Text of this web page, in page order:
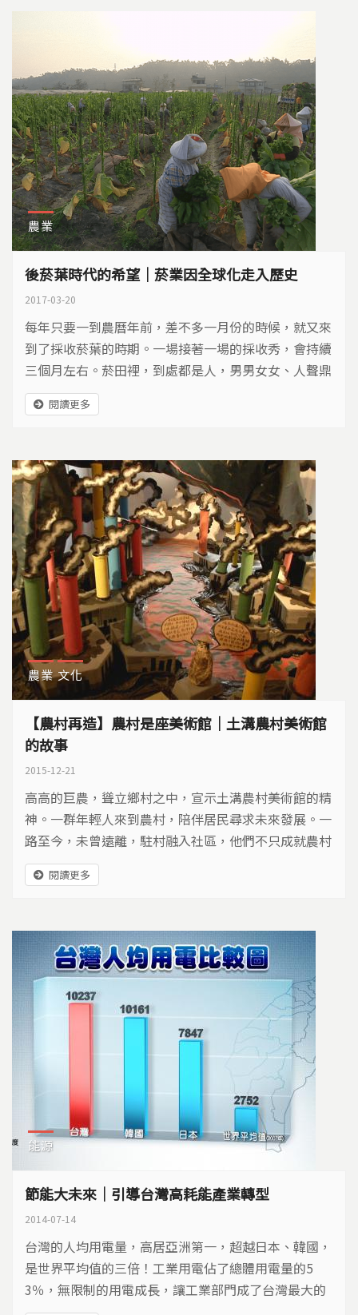
農業
後菸葉時代的希望｜菸業因全球化走入歷史
2017-03-20
每年只要一到農曆年前，差不多一月份的時候，就又來
到了採收菸葉的時期。一場接著一場的採收秀，會持續
三個月左右。菸田裡，到處都是人，男男女女、人聲鼎
沸，連摘菸葉的聲音，都迴盪在廣大菸田之中。
閱讀更多
農業 文化
【農村再造】農村是座美術館｜土溝農村美術館
的故事
2015-12-21
高高的巨農，聳立鄉村之中，宣示土溝農村美術館的精
神。一群年輕人來到農村，陪伴居民尋求未來發展。一
路至今，未曾遠離，駐村融入社區，他們不只成就農村
的美麗風景，也溫暖人生的美好希望…
閱讀更多
能源
節能大未來｜引導台灣高耗能產業轉型
2014-07-14
台灣的人均用電量，高居亞洲第一，超越日本、韓國，
是世界平均值的三倍！工業用電佔了總體用電量的5
3％，無限制的用電成長，讓工業部門成了台灣最大的
耗電元兇。要如何改變耗能產業，不讓他們吃掉我們的